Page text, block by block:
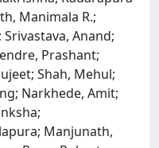
Manimala R.;
Anand;
Prashant;
Shah, Mehul;
Narkhede, Amit;
Manjunath,